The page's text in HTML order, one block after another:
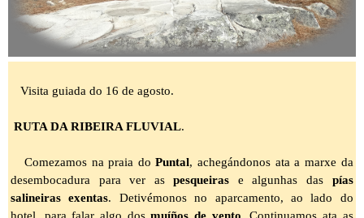
Visita guiada do 16 de agosto.
RUTA DA RIBEIRA FLUVIAL.
Comezamos na praia doPuntal, achegándonos ata a marxe da
desembocadura para ver aspesqueiras e algunhas das pías
salineiras exentas. Detivémonos no aparcamento, ao lado do